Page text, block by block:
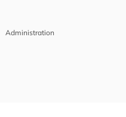
Administration